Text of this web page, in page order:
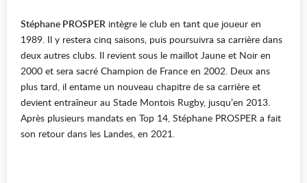
Stéphane PROSPER intègre le club en tant que joueur en
1989. Il y restera cinq saisons, puis poursuivra sa carrière dans
deux autres clubs. Il revient sous le maillot Jaune et Noir en
2000 et sera sacré Champion de France en 2002. Deux ans
plus tard, il entame un nouveau chapitre de sa carrière et
devient entraîneur au Stade Montois Rugby, jusqu’en 2013.
Après plusieurs mandats en Top 14, Stéphane PROSPER a fait
son retour dans les Landes, en 2021.